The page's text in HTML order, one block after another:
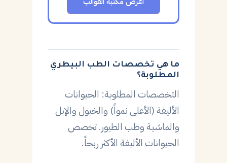
ما هي تخصصات الطب البيطري
المطلوبة؟
التخصصات المطلوبة: الحيوانات
الأليفة (الأعلى نمواً) والخيول والإبل
والماشية وطب الطيور. تخصص
الحيوانات الأليفة الأكثر ربحاً.